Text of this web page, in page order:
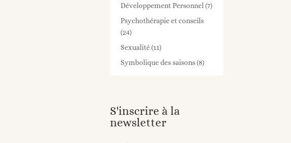
Développement Personnel (7)
Psychothérapie et conseils
(24)
Sexualité(11)
Symbolique des saisons(8)
S'inscrire à la
newsletter